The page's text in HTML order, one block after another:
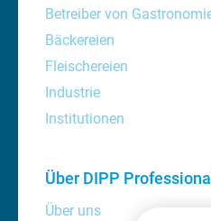
Betreiber von
Bäckereien
Fleischereien
Industrie
Institutionen
Über DIPP Professional
Über uns